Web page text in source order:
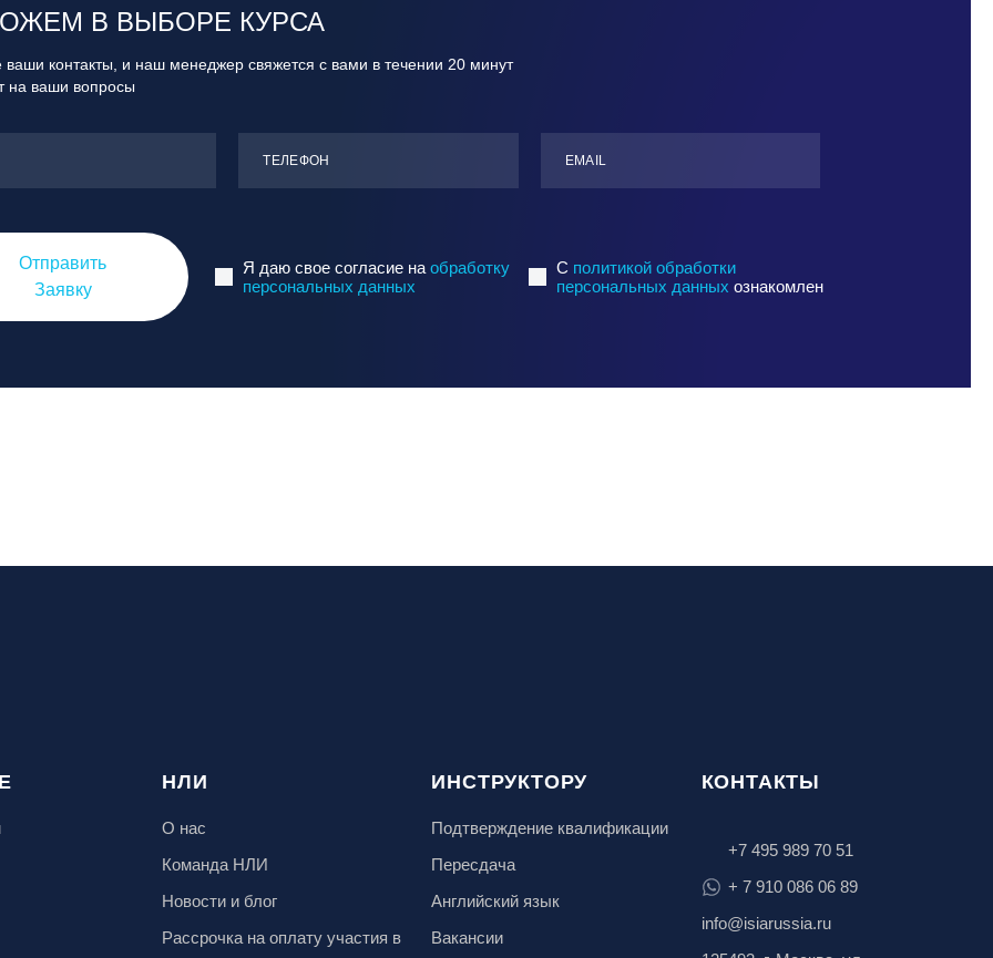
В ВЫБОРЕ КУРСА
ваши контакты, и наш менеджер свяжется с вами в течении 20 минут
на ваши вопросы
ТЕЛЕФОН ЕMАIL
Отправить
Заявку
Я даю свое согласие наобработку
персональных данных
C политикой обработки
персональных данных ознакомлен
НЛИ
О нас
Команда НЛИ
Новости и блог
Рассрочка на оплату участия в
ИНСТРУКТОРУ
Подтверждение квалификации
Пересдача
Английский язык
Вакансии
КОНТАКТЫ
+7 495 989 70 51
+ 7 910 086 06 89
info@isiarussia.ru